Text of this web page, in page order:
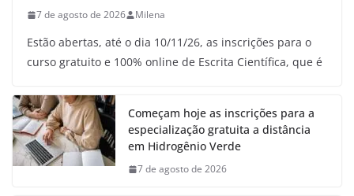
7 de agosto de 2026 Milena
Estão abertas, até o dia 10/11/26, as inscrições para o
curso gratuito e 100% online de Escrita Científica, que é
Começam hoje as inscrições para a
especialização gratuita a distância
em Hidrogênio Verde
7 de agosto de 2026